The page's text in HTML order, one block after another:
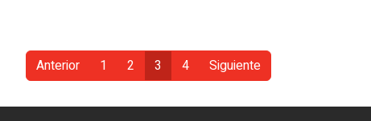
Anterior 1 2
3
4 Siguiente